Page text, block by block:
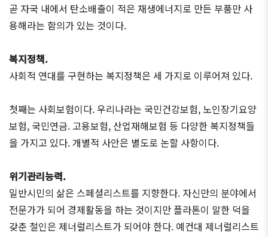
곧 자국 내에서 탄소배출이 적은 재생에너지로 만든 부품만 사
용해라는 함의가 있는 것이다.
복지정책.
사회적 연대를 구현하는 복지정책은 세 가지로 이루어져 있다.
첫째는 사회보험이다. 우리나라는 국민건강보험, 노인장기요양
보험, 국민연금. 고용보험, 산업재해보험 등 다양한 복지정책들
을 가지고 있다. 개별적 사안은 별도로 논할 사항이다.
위기관리능력.
일반시민의 삶은 스페셜리스트를 지향한다. 자신만의 분야에서
전문가가 되어 경제활동을 하는 것이지만 플라톤이 말한 덕을
갖춘 철인은 제너럴리스트가 되어야 한다. 예컨대 제너럴리스트